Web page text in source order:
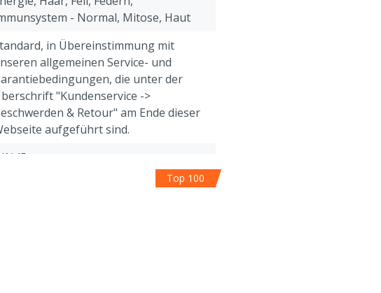
- Normal, Mitose, Haut
in Übereinstimmung mit
allgemeinen Service- und
die unter der
"Kundenservice ->
& Retour" am Ende dieser
aufgeführt sind.
Top 100